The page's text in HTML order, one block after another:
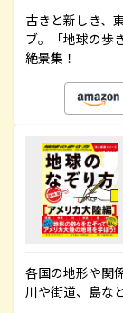
古きと新しき、
ブ。「地球の歩
絶景集！
各国の地形や関
川や街道、島な